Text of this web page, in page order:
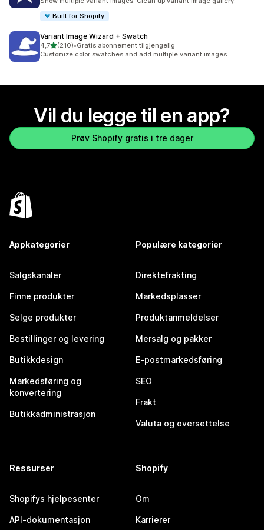
Built for Shopify
Variant Image Wizard + Swatch
4,7av 5 stjerner
(210)
Totalt 210 omtaler
•Gratis abonnement tilgjengelig
Customize color swatches and add multiple variant images
Vil du legge til en app?
Prøv Shopify gratis i tre dager
Appkategorier
Salgskanaler
Finne produkter
Selge produkter
Bestillinger og levering
Butikkdesign
Markedsføring og
konvertering
Butikkadministrasjon
Populære kategorier
Direktefrakting
Markedsplasser
Produktanmeldelser
Mersalg og pakker
E-postmarkedsføring
SEO
Frakt
Valuta og oversettelse
Ressurser
Shopifys hjelpesenter
API-dokumentasjon
Shopify
Om
Karrierer